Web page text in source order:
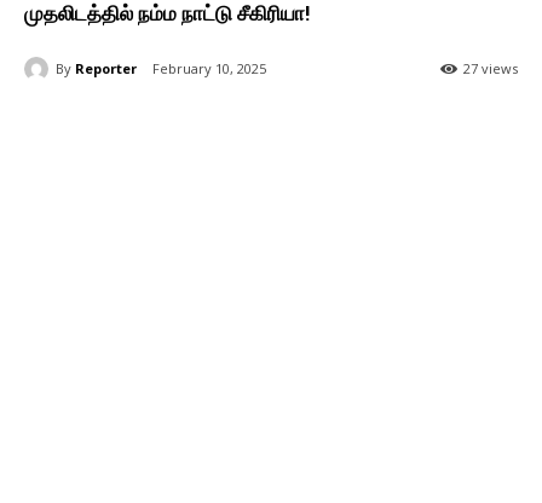
முதலிடத்தில் நம்ம நாட்டு சீகிரியா!
27 views
By Reporter February 10, 2025